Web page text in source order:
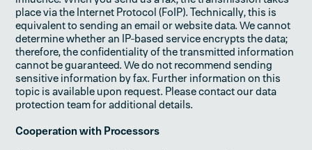
place via the Internet Protocol (FoIP). Technically, this is
equivalent to sending an email or website data. We cannot
determine whether an IP-based service encrypts the data;
therefore, the confidentiality of the transmitted information
cannot be guaranteed. We do not recommend sending
sensitive information by fax. Further information on this
topic is available upon request. Please contact our data
protection team for additional details.
Cooperation with Processors